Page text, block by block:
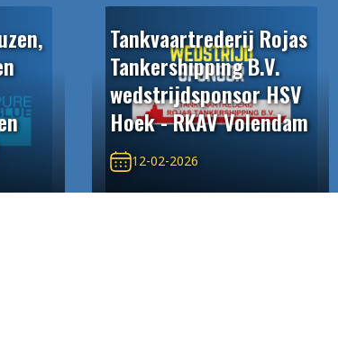
Tankvaartrederij Rojas
Tankershipping B.V.
wedstrijdsponsor HSV
Hoek - RKAV Volendam
12-02-2026